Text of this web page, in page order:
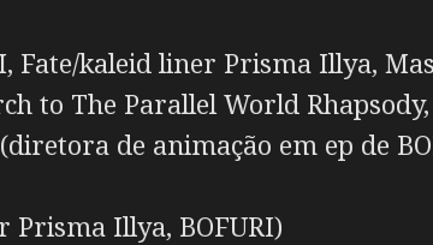
Fate/kaleid liner Prisma Illya,
to The Parallel World
de animação em ep de
Prisma Illya, BOFURI)